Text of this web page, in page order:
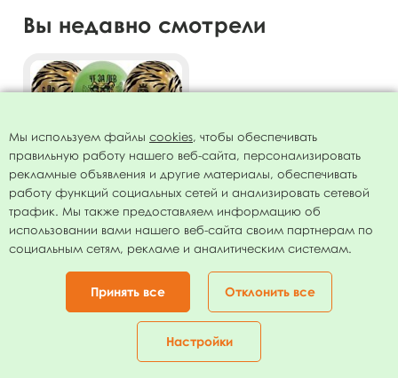
Корзина
Вы недавно смотрели
Воздушные шары ассорти
рис. СДР Тигр 10шт 12"/30см
175.00руб.
Мы используем файлы cookies, чтобы обеспечивать
правильную работу нашего веб-сайта, персонализировать
рекламные объявления и другие материалы, обеспечивать
работу функций социальных сетей и анализировать сетевой
трафик. Мы также предоставляем информацию об
использовании вами нашего веб-сайта своим партнерам по
социальным сетям, рекламе и аналитическим системам.
Принять все Отклонить все
Настройки